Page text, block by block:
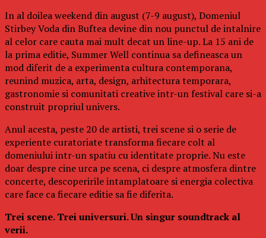
In al doilea weekend din august (7-9 august), Domeniul
Stirbey Voda din Buftea devine din nou punctul de intalnire
al celor care cauta mai mult decat un line-up. La 15 ani de
la prima editie, Summer Well continua sa defineasca un
mod diferit de a experimenta cultura contemporana,
reunind muzica, arta, design, arhitectura temporara,
gastronomie si comunitati creative intr-un festival care si-a
construit propriul univers.
Anul acesta, peste 20 de artisti, trei scene si o serie de
experiente curatoriate transforma fiecare colt al
domeniului intr-un spatiu cu identitate proprie. Nu este
doar despre cine urca pe scena, ci despre atmosfera dintre
concerte, descoperirile intamplatoare si energia colectiva
care face ca fiecare editie sa fie diferita.
Trei scene. Trei universuri. Un singur soundtrack al
verii.